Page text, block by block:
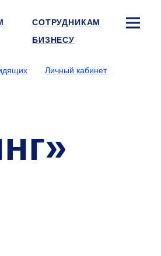
СОТРУДНИКАМ
БИЗНЕСУ
Личный кабинет